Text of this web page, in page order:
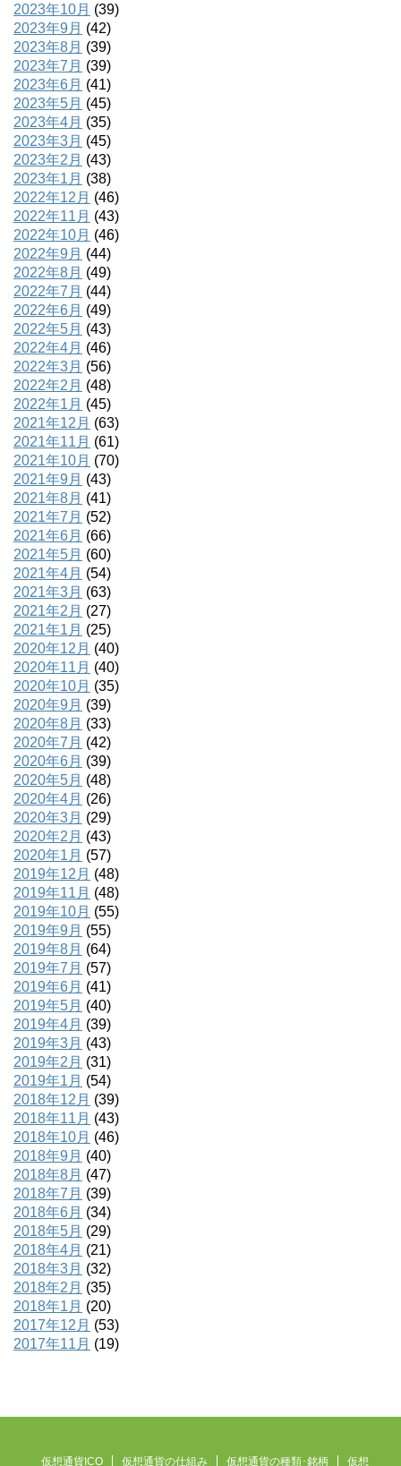
2023年10月 (39)
2023年9月 (42)
2023年8月 (39)
2023年7月 (39)
2023年6月 (41)
2023年5月 (45)
2023年4月 (35)
2023年3月 (45)
2023年2月 (43)
2023年1月 (38)
2022年12月 (46)
2022年11月 (43)
2022年10月 (46)
2022年9月 (44)
2022年8月 (49)
2022年7月 (44)
2022年6月 (49)
2022年5月 (43)
2022年4月 (46)
2022年3月 (56)
2022年2月 (48)
2022年1月 (45)
2021年12月 (63)
2021年11月 (61)
2021年10月 (70)
2021年9月 (43)
2021年8月 (41)
2021年7月 (52)
2021年6月 (66)
2021年5月 (60)
2021年4月 (54)
2021年3月 (63)
2021年2月 (27)
2021年1月 (25)
2020年12月 (40)
2020年11月 (40)
2020年10月 (35)
2020年9月 (39)
2020年8月 (33)
2020年7月 (42)
2020年6月 (39)
2020年5月 (48)
2020年4月 (26)
2020年3月 (29)
2020年2月 (43)
2020年1月 (57)
2019年12月 (48)
2019年11月 (48)
2019年10月 (55)
2019年9月 (55)
2019年8月 (64)
2019年7月 (57)
2019年6月 (41)
2019年5月 (40)
2019年4月 (39)
2019年3月 (43)
2019年2月 (31)
2019年1月 (54)
2018年12月 (39)
2018年11月 (43)
2018年10月 (46)
2018年9月 (40)
2018年8月 (47)
2018年7月 (39)
2018年6月 (34)
2018年5月 (29)
2018年4月 (21)
2018年3月 (32)
2018年2月 (35)
2018年1月 (20)
2017年12月 (53)
2017年11月 (19)
仮想通貨ICO 仮想通貨の仕組み 仮想通貨の種類･銘柄 仮想